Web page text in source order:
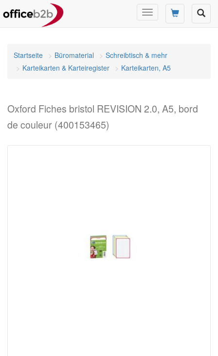
Navigation
umschalten
Startseite Büromaterial
Schreibtisch & mehr
Karteikarten & Karteiregister
Karteikarten, A5
Oxford Fiches bristol REVISION 2.0, A5, bord
de couleur (400153465)